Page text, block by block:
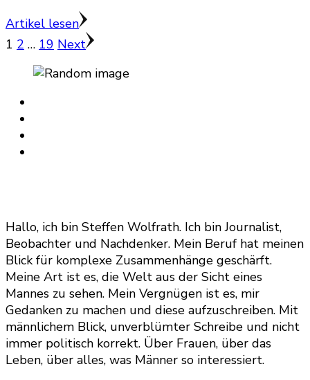
Artikel lesen
Seitennummerierung
der
Beiträge
Page
1 Page
2 … Page
19 Next
Hallo, ich bin Steffen Wolfrath. Ich bin Journalist,
Beobachter und Nachdenker. Mein Beruf hat meinen
Blick für komplexe Zusammenhänge geschärft.
Meine Art ist es, die Welt aus der Sicht eines
Mannes zu sehen. Mein Vergnügen ist es, mir
Gedanken zu machen und diese aufzuschreiben. Mit
männlichem Blick, unverblümter Schreibe und nicht
immer politisch korrekt. Über Frauen, über das
Leben, über alles, was Männer so interessiert.